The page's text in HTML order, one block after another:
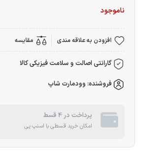
ناموجود
افزودن به علاقه مندی مقایسه
گارانتی اصالت و سلامت فیزیکی کالا
فروشنده: وودمارت شاپ
پرداخت در 4 قسط
امکان خرید قسطی با اسنپ پی